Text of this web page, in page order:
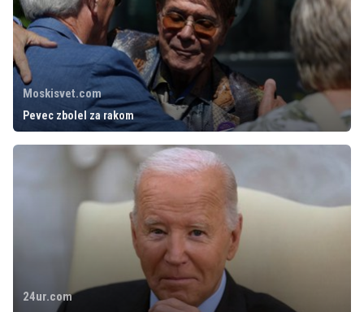
Moskisvet.com
Pevec zbolel za rakom
24ur.com